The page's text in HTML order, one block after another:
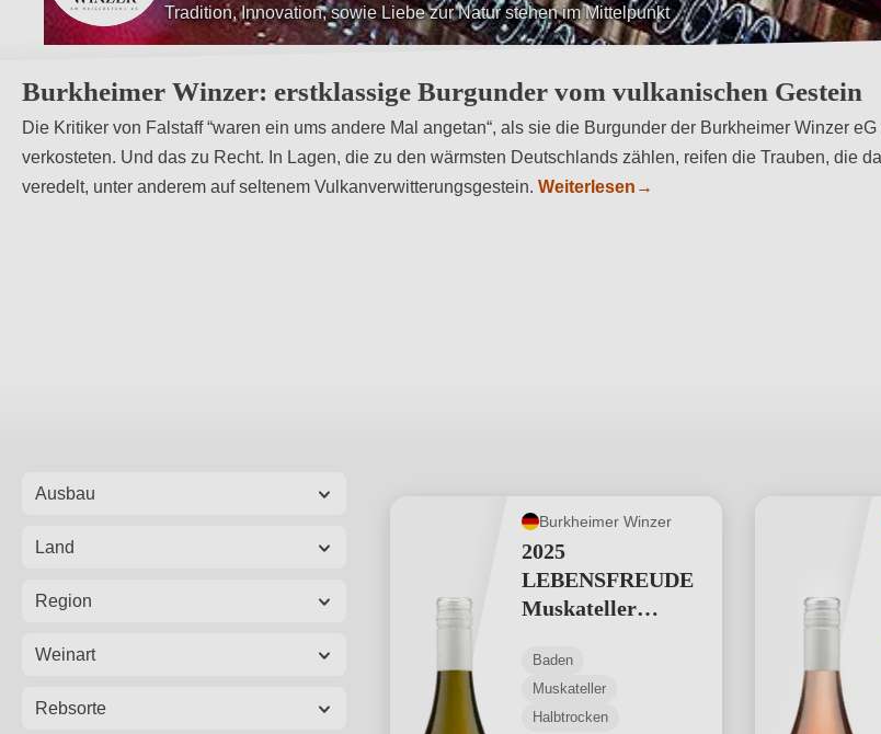
Tradition, Innovation, sowie Liebe zur Natur stehen im Mittelpunkt
Burkheimer Winzer: erstklassige Burgunder vom vulkanischen Gestein
Die Kritiker von Falstaff “waren ein ums andere Mal angetan“, als sie die Burgunder der Burkheimer Winzer eG
verkosteten. Und das zu Recht. In Lagen, die zu den wärmsten Deutschlands zählen, reifen die Trauben, die
veredelt, unter anderem auf seltenem Vulkanverwitterungsgestein. Weiterlesen →
Ausbau
Land
Region
Weinart
Rebsorte
Burkheimer Winzer
2025
LEBENSFREUDE
Muskateller
Baden
Muskateller
Halbtrocken